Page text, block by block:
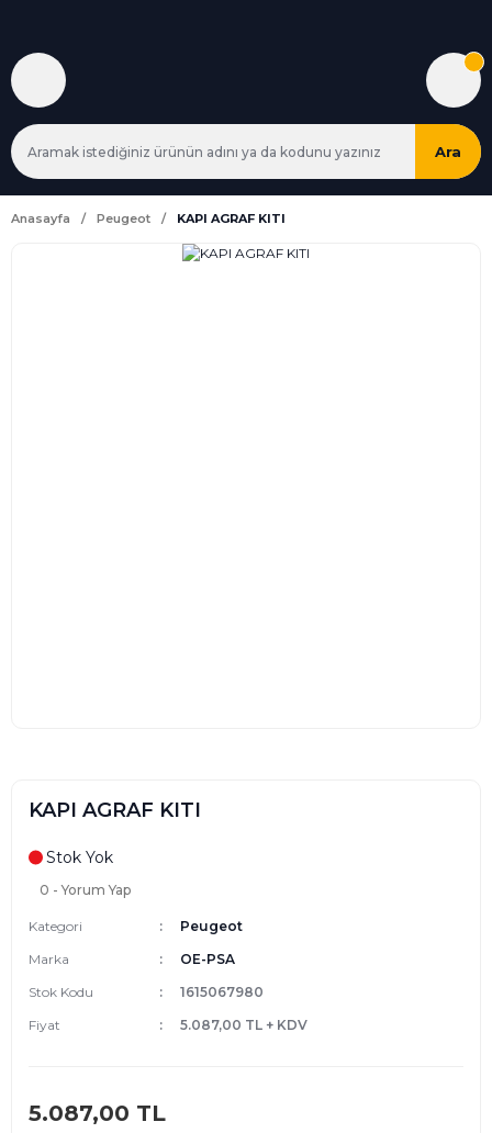
Ara
Anasayfa Peugeot KAPI AGRAF KITI
KAPI AGRAF KITI
Stok Yok
0 - Yorum Yap
Kategori
Peugeot
Marka
OE-PSA
Stok Kodu
1615067980
Fiyat
5.087,00 TL + KDV
5.087,00 TL